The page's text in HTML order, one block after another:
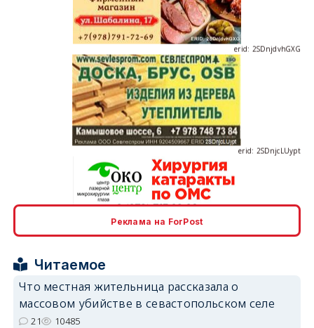
erid: 2SDnjdvhGXG
Реклама на ForPost
Читаемое
Что местная жительница рассказала о
массовом убийстве в севастопольском селе
21 10485